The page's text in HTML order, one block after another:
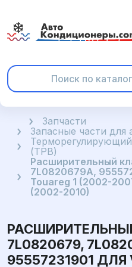
ГлавнаяЗапчасти
Запасные части
(ТРВ)
Расширительный
7L0820679A,
Touareg 1 (2002-
(2002-2010)
7L0820679,
95557231901 ДЛЯ